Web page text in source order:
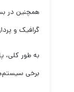
همچنین در
گرافیک و
به طور کلی،
برخی